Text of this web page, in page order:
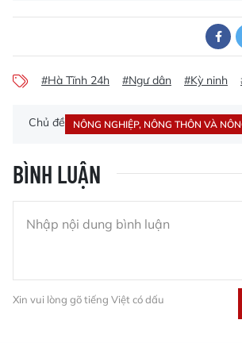
#Hà Tĩnh 24h #Ngư dân #Kỳ ninh
Chủ đề NÔNG NGHIỆP, NÔNG THÔN VÀ
BÌNH LUẬN
Xin vui lòng gõ tiếng Việt có dấu